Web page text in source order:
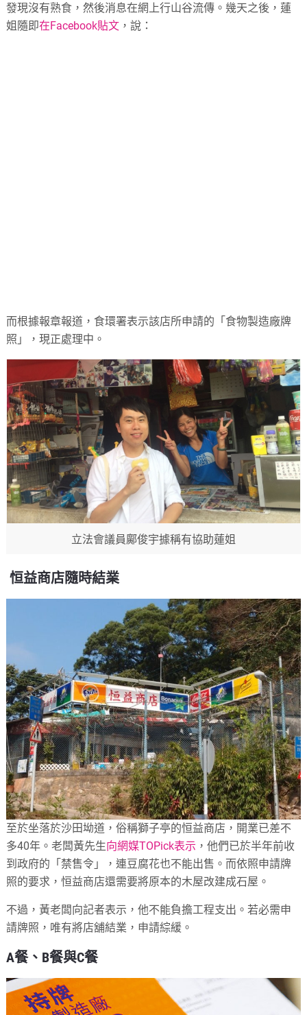
發現沒有熟食，然後消息在網上行山谷流傳。幾天之後，蓮
姐隨即在Facebook貼文 ，說：
而根據報章報道，食環署表示該店所申請的「食物製造廠牌
照」，現正處理中。
立法會議員鄺俊宇據稱有協助蓮姐
恒益商店隨時結業
至於坐落於沙田坳道，俗稱獅子亭的恒益商店，開業已差不
多40年。老闆黃先生向網媒TOPick表示 ，他們已於半年前收
到政府的「禁售令」，連豆腐花也不能出售。而依照申請牌
照的要求，恒益商店還需要將原本的木屋改建成石屋。
不過，黃老闆向記者表示，他不能負擔工程支出。若必需申
請牌照，唯有將店舖結業，申請綜緩。
A餐、B餐與C餐